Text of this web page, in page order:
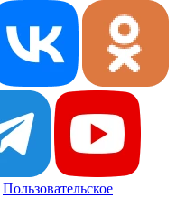
Пользовательское